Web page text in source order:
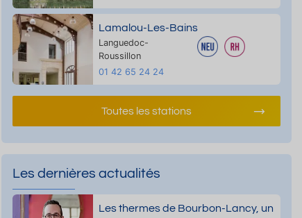
Lamalou-Les-Bains
Languedoc-
Roussillon
01 42 65 24 24
Toutes les stations
Les dernières actualités
Les thermes de Bourbon-Lancy, un